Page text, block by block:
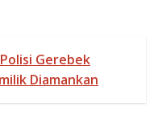
Polisi Gerebek
Diamankan